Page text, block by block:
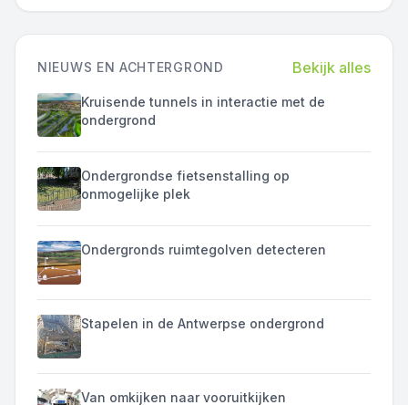
NIEUWS EN ACHTERGROND Bekijk alles
Kruisende tunnels in interactie met de
ondergrond
Ondergrondse fietsenstalling op
onmogelijke plek
Ondergronds ruimtegolven detecteren
Stapelen in de Antwerpse ondergrond
Van omkijken naar vooruitkijken